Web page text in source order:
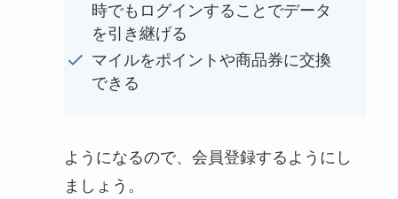
時でもログインすることでデータ
を引き継げる
マイルをポイントや商品券に交換
できる
ようになるので、会員登録するようにし
ましょう。